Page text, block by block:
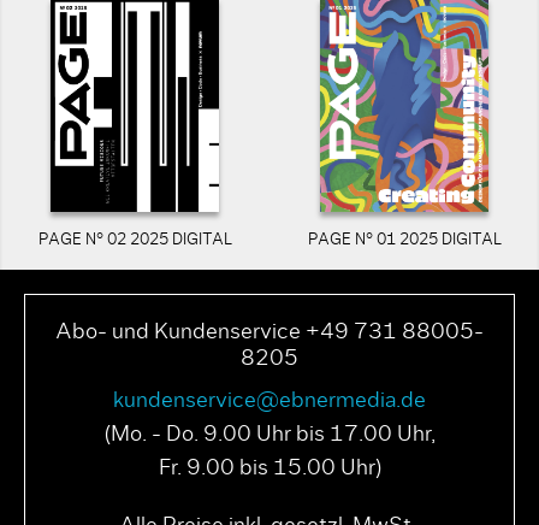
PAGE N° 02 2025 DIGITAL PAGE N° 01 2025 DIGITAL
Abo- und Kundenservice +49 731 88005-
8205
kundenservice@ebnermedia.de
(Mo. - Do. 9.00 Uhr bis 17.00 Uhr,
Fr. 9.00 bis 15.00 Uhr)